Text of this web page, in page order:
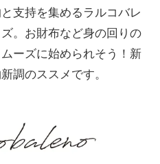
支持を集めるラルコバレ
。お財布など身の回りの
ーズに始められそう！新
調のススメです。